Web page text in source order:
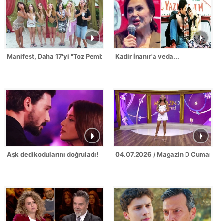
Manifest, Daha 17'yi "Toz Pembe"ye boyadı!Kadir İnanır'a veda...
Aşk dedikodularını doğruladı! 04.07.2026 / Magazin D